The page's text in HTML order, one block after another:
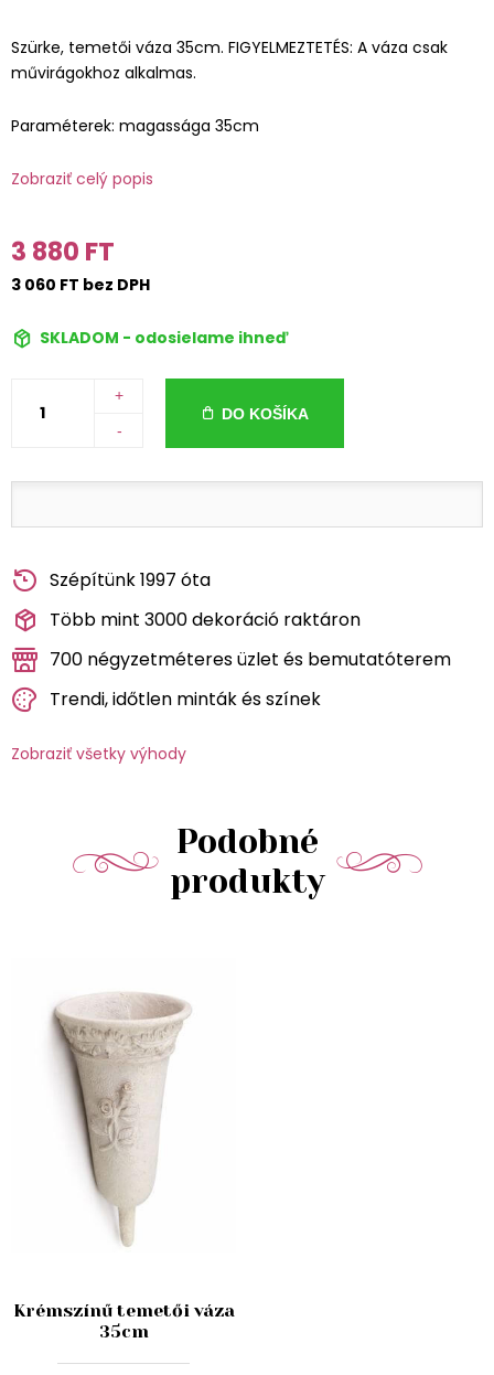
Szürke, temetői váza 35cm. FIGYELMEZTETÉS: A váza csak
művirágokhoz alkalmas.
Paraméterek: magassága 35cm
Zobraziť celý popis
3 880 FT
3 060 FT bez DPH
SKLADOM - odosielame ihneď
+
-
DO KOŠÍKA
Szépítünk 1997 óta
Több mint 3000 dekoráció raktáron
700 négyzetméteres üzlet és bemutatóterem
Trendi, időtlen minták és színek
Zobraziť všetky výhody
Podobné
produkty
Krémszínű temetői váza
35cm